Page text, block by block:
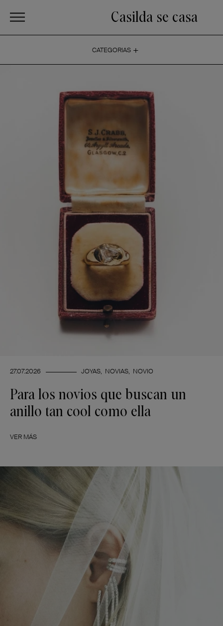
Casilda se casa
CATEGORIAS +
27.07.2026 JOYAS NOVIAS NOVIO
Para los novios que buscan un
anillo tan cool como ella
VER MÁS